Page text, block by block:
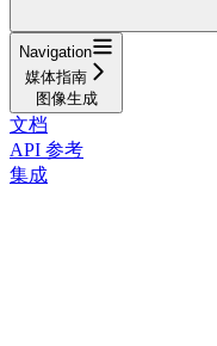
Navigation
媒体指南
图像生成
文档
API 参考
集成